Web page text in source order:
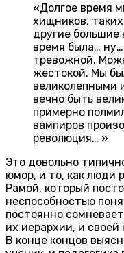
«Долгое время
хищников,
другие большие
время была…
тревожной.
жестокой. Мы
великолепными
вечно быть
примерно
вампиров
революция… »
Это довольно
юмор, и то, как люди
Рамой, который
неспособностью
постоянно
их иерархии, и
В конце концов